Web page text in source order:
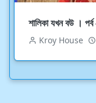
শালিকা যখন বউ ।
Kroy House